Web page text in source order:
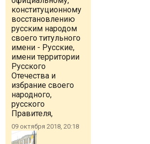
конституционному
восстановлению
русским народом
своего титульного
имени - Русские,
имени территории
Русского
Отечества и
избрание своего
народного,
русского
Правителя,
09 октября 2018, 20:18